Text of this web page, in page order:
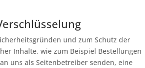
und zum Schutz der
Inhalte, wie zum Beispiel Bestellungen
uns als Seitenbetreiber senden, eine